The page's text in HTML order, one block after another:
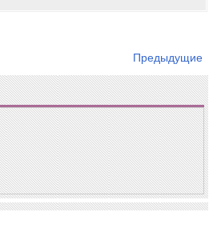
Предыдущие